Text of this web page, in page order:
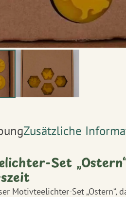
Zusätzliche
Set
Motivteelichter-Set